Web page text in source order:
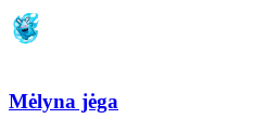
Mėlyna jėga